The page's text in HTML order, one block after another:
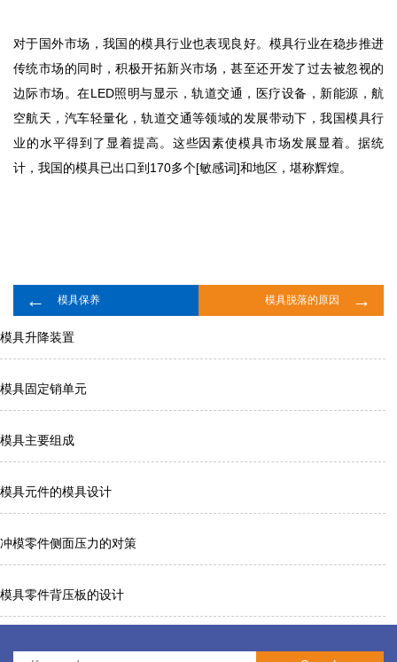
对于国外市场，我国的模具行业也表现良好。模具行业在稳步推进
传统市场的同时，积极开拓新兴市场，甚至还开发了过去被忽视的
边际市场。在LED照明与显示，轨道交通，医疗设备，新能源，航
空航天，汽车轻量化，轨道交通等领域的发展带动下，我国模具行
业的水平得到了显着提高。这些因素使模具市场发展显着。据统
计，我国的模具已出口到170多个[敏感词]和地区，堪称辉煌。
← 模具保养 模具脱落的原因 →
模具升降装置
模具固定销单元
模具主要组成
模具元件的模具设计
冲模零件侧面压力的对策
模具零件背压板的设计